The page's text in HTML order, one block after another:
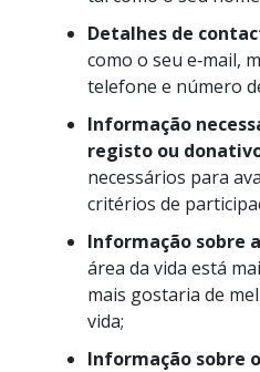
Detalhes de
como o seu e‑mail,
telefone e número
Informação
registo ou
necessários para
critérios de
Informação sobre
área da vida está
mais gostaria de
vida;
Informação sobre